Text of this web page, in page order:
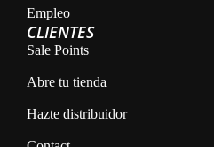
Empleo
CLIENTES
Sale Points
Abre tu tienda
Hazte distribuidor